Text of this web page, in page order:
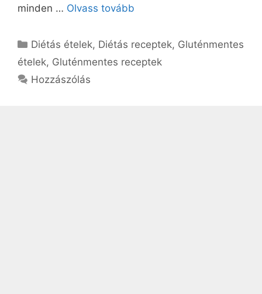
minden … Olvass tovább
Kategória
Diétás ételek, Diétás receptek, Gluténmentes
ételek, Gluténmentes receptek
Hozzászólás